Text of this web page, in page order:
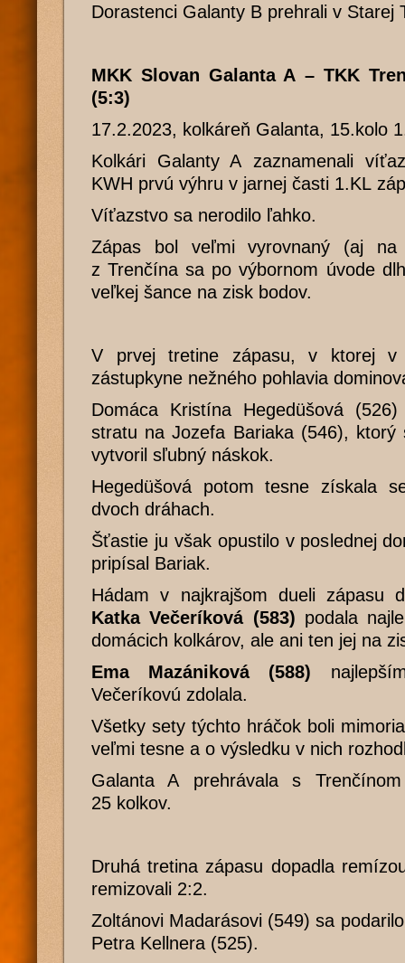
Dorastenci Galanty B prehrali v Starej
MKK Slovan Galanta A – TKK
(5:3)
17.2.2023, kolkáreň Galanta, 15.kolo
Kolkári Galanty A zaznamenali
KWH prvú výhru v jarnej časti 1.KL
Víťazstvo sa nerodilo ľahko.
Zápas bol veľmi vyrovnaný (aj
z Trenčína sa po výbornom úvode
veľkej šance na zisk bodov.
V prvej tretine zápasu, v ktorej
zástupkyne nežného pohlavia
Domáca Kristína Hegedüšová
stratu na Jozefa Bariaka (546),
vytvoril sľubný náskok.
Hegedüšová potom tesne získala
dvoch dráhach.
Šťastie ju však opustilo v poslednej
pripísal Bariak.
Hádam v najkrajšom dueli zápasu
Katka Večeríková (583) podala
domácich kolkárov, ale ani ten jej na
Ema Mazániková (588)
Večeríkovú zdolala.
Všetky sety týchto hráčok boli
veľmi tesne a o výsledku v nich
Galanta A prehrávala s
25 kolkov.
Druhá tretina zápasu dopadla
remizovali 2:2.
Zoltánovi Madarásovi (549) sa
Petra Kellnera (525).